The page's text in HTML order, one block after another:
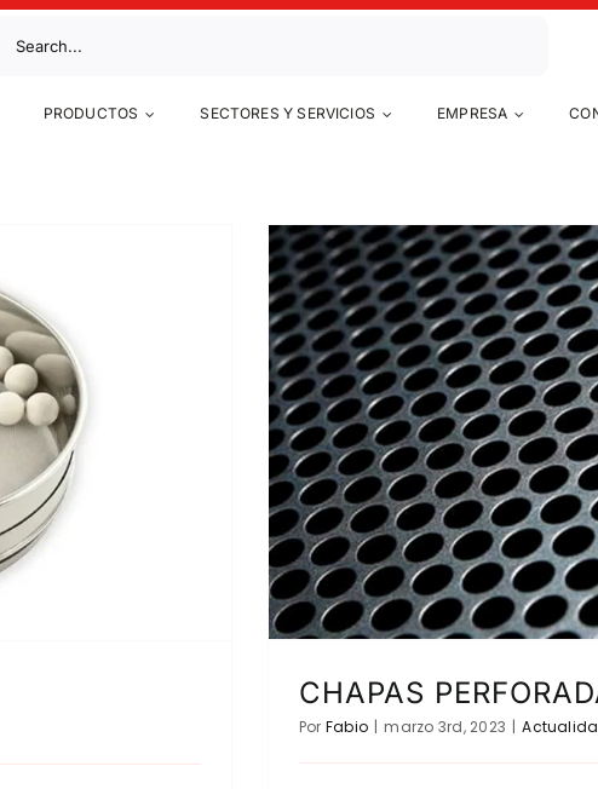
PRODUCTOS SECTORES Y SERVICIOS EMPRESA
CHAPAS
Por Fabio marzo 3rd, 2023